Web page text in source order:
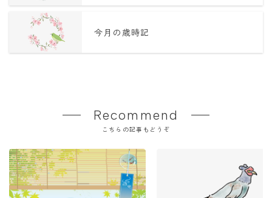
今月の歳時記
Recommend
こちらの記事もどうぞ